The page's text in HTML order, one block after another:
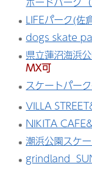
LIFEパーク(佐
dogs skate
県立蓮沼海浜
MX可
スケートパー
VILLA
NIKITA
潮浜公園スケ
grindland